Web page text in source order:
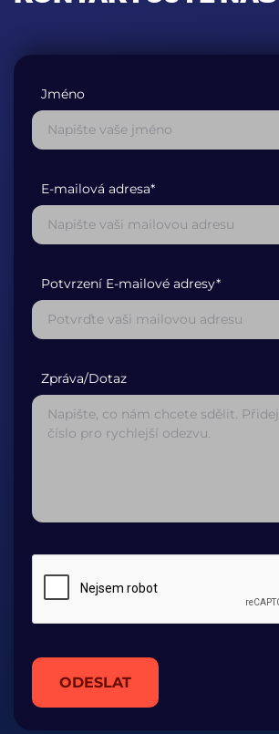
Jméno
E-mailová adresa*
Potvrzení E-mailové adresy*
Zpráva/Dotaz
ODESLAT